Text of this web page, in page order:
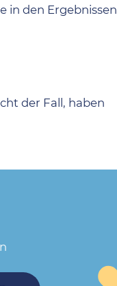
in den Ergebnissen
der Fall, haben